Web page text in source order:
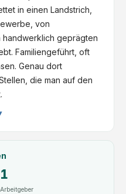
in einen Landstrich,
von
geprägten
Familiengeführt, oft
Genau dort
die man auf den
1
Arbeitgeber